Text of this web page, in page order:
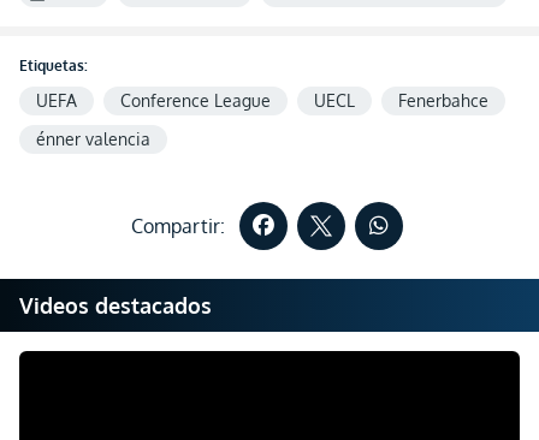
Etiquetas:
UEFA Conference League UECL
Fenerbahce
énner valencia
Compartir:
Videos destacados